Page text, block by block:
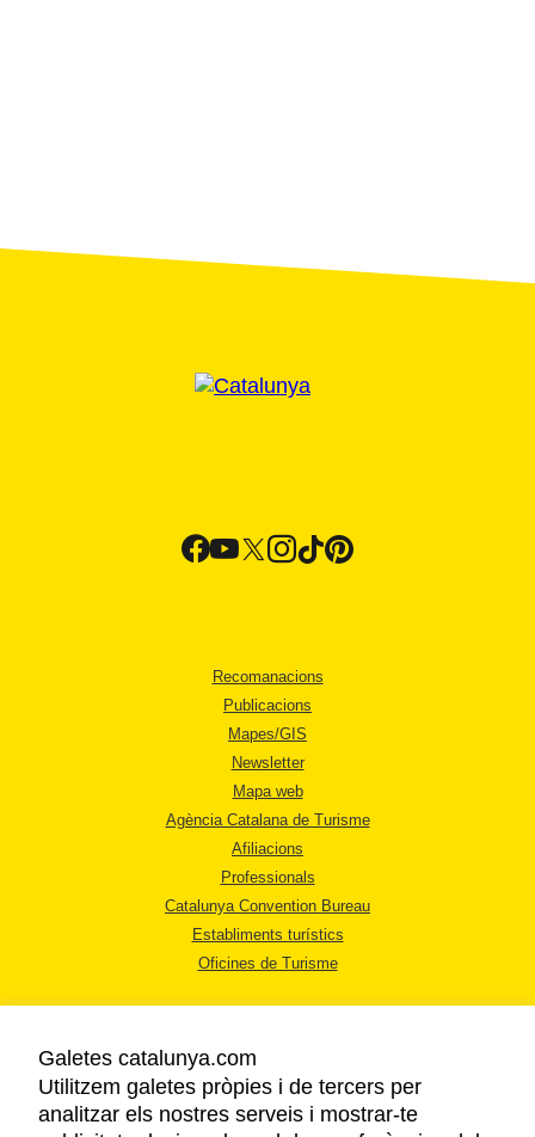
Recomanacions
Publicacions
Mapes/GIS
Newsletter
Mapa web
Agència Catalana de Turisme
Afiliacions
Professionals
Catalunya Convention Bureau
Establiments turístics
Oficines de Turisme
AVÍS LEGAL
Galetes catalunya.com
Utilitzem galetes pròpies i de tercers per
analitzar els nostres serveis i mostrar-te